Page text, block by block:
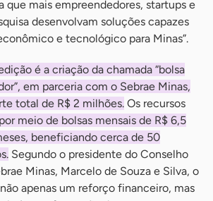
que mais empreendedores, startups e
desenvolvam soluções capazes
e tecnológico para Minas”.
é a criação da chamada “bolsa
em parceria com o Sebrae Minas,
total de R$ 2 milhões. Os recursos
por meio de bolsas mensais de R$ 6,5
beneficiando cerca de 50
Segundo o presidente do Conselho
Minas, Marcelo de Souza e Silva, o
apenas um reforço financeiro, mas